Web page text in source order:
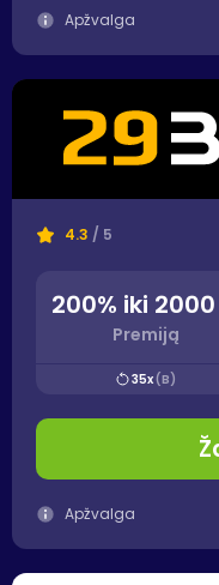
Apžvalga
4.3 / 5
200% iki
Premiją
35x(B)
Apžvalga